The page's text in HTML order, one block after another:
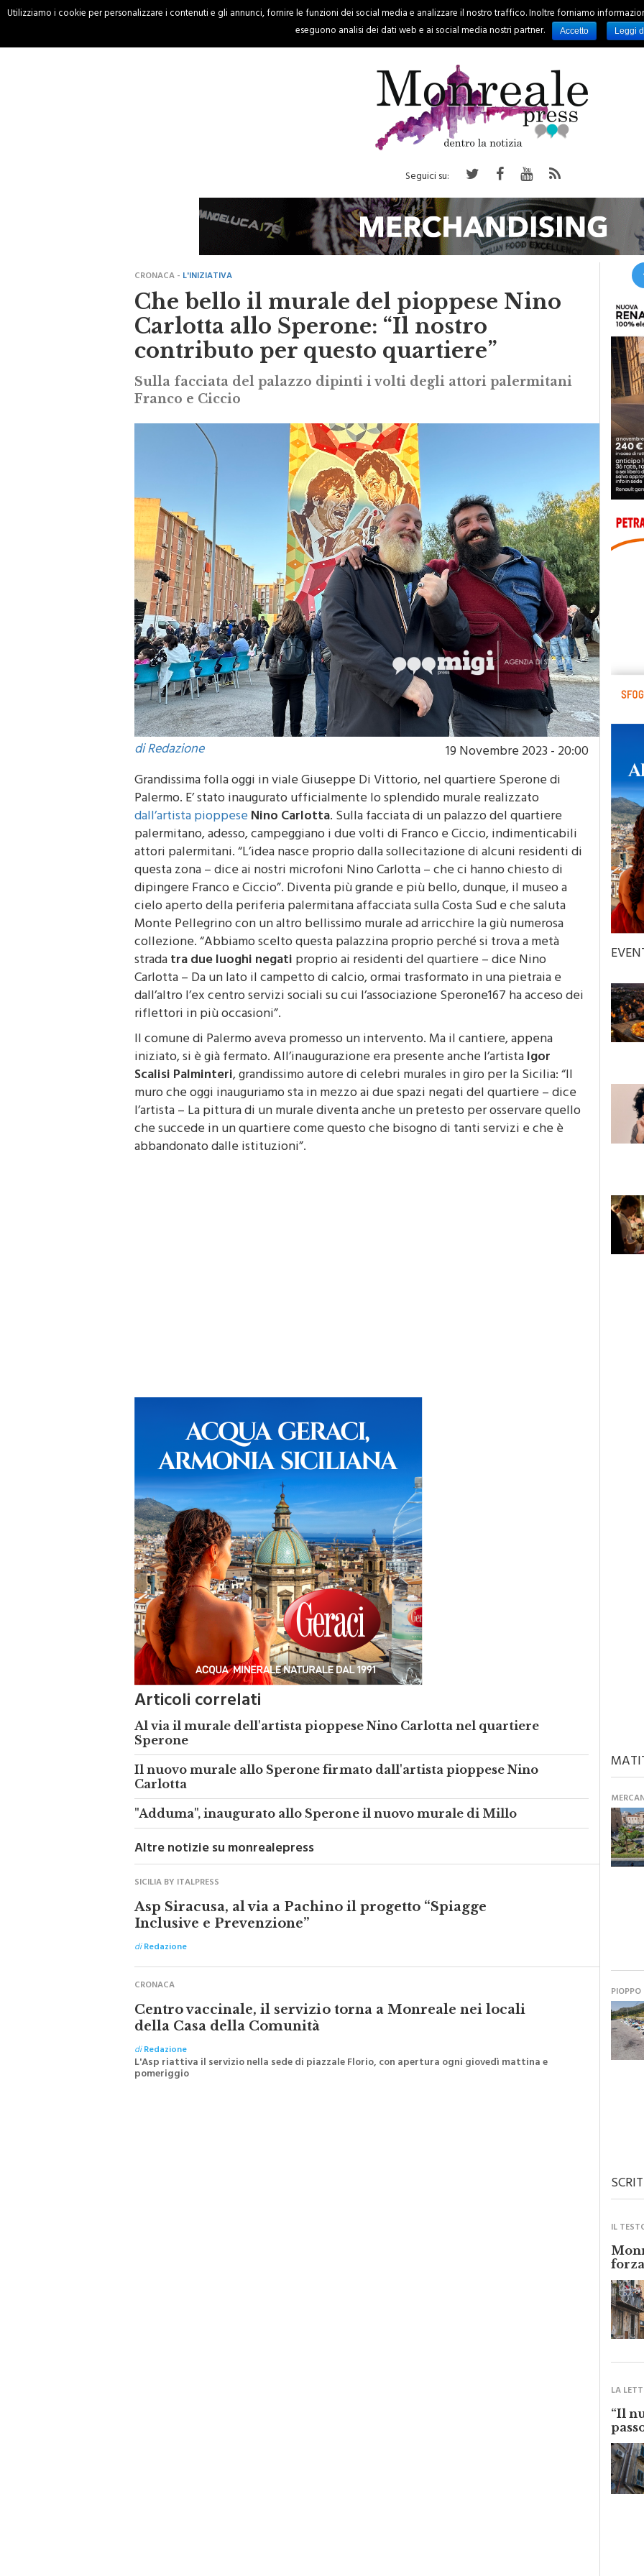
HOME CRONACA PALERMO REGIONE EVENTI RUBRICHE SPORT
Seguici su:
Che bello il murale del pioppese Nino
Carlotta allo Sperone: “Il nostro
contributo per questo quartiere”
Sulla facciata del palazzo dipinti i volti degli attori palermitani
Franco e Ciccio
di Redazione
19 Novembre 2023 - 20:00
Grandissima folla oggi in viale Giuseppe Di Vittorio, nel quartiere Sperone di
Palermo. E’ stato inaugurato ufficialmente lo splendido murale realizzato
dall’artista pioppeseNino Carlotta. Sulla facciata di un palazzo del quartiere
palermitano, adesso, campeggiano i due volti di Franco e Ciccio, indimenticabili
attori palermitani. “L’idea nasce proprio dalla sollecitazione di alcuni residenti di
questa zona – dice ai nostri microfoni Nino Carlotta – che ci hanno chiesto di
dipingere Franco e Ciccio”. Diventa più grande e più bello, dunque, il museo a
cielo aperto della periferia palermitana affacciata sulla Costa Sud e che saluta
Monte Pellegrino con un altro bellissimo murale ad arricchire la giù numerosa
collezione. “Abbiamo scelto questa palazzina proprio perché si trova a metà
stradatra due luoghi negatiproprio ai residenti del quartiere – dice Nino
Carlotta – Da un lato il campetto di calcio, ormai trasformato in una pietraia e
dall’altro l’ex centro servizi sociali su cui l’associazione Sperone167 ha acceso dei
riflettori in più occasioni”.
Il comune di Palermo aveva promesso un intervento. Ma il cantiere, appena
iniziato, si è già fermato. All’inaugurazione era presente anche l’artistaIgor
Scalisi Palminteri, grandissimo autore di celebri murales in giro per la Sicilia: “Il
muro che oggi inauguriamo sta in mezzo ai due spazi negati del quartiere – dice
l’artista – La pittura di un murale diventa anche un pretesto per osservare quello
che succede in un quartiere come questo che bisogno di tanti servizi e che è
abbandonato dalle istituzioni”.
Articoli correlati
Al via il murale dell'artista pioppese Nino Carlotta nel quartiere
Sperone
Il nuovo murale allo Sperone firmato dall'artista pioppese Nino
Carlotta
"Adduma", inaugurato allo Sperone il nuovo murale di Millo
Altre notizie su monrealepress
Asp Siracusa, al via a Pachino il progetto “Spiagge
Inclusive e Prevenzione”
Centro vaccinale, il servizio torna a Monreale nei locali
della Casa della Comunità
diRedazione
L'Asp riattiva il servizio nella sede di piazzale Florio, con apertura ogni giovedì mattina e
pomeriggio
PIOPPO
“Il
Utilizziamo i cookie per personalizzare i contenuti e gli annunci, fornire le funzioni dei social media e analizzare il nostro traffico. Inoltre forniamo
eseguono analisi dei dati web e ai social media nostri partner.
Accetto Leggi